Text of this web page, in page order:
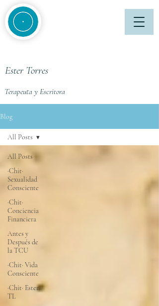
Terapeuta y Escritora
Ester Torres
Blog
All Posts
·Chit·
Sexualidad
Consciente
·Chit·
Conciencia
Financiera
Antes y
Después de
la TCU
·Chit· Vida
Consciente
·Chit· Ester
TL
All Posts